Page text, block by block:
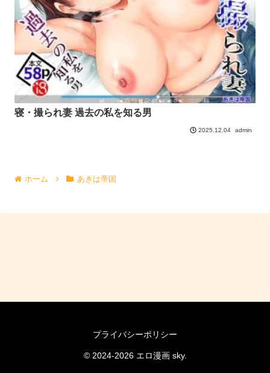
寝・撮られ妻 過去の私を知る男
2025.12.04 admin
ホーム あきは帝国
プライバシーポリシー
© 2024-2026 エロ漫画 sky.